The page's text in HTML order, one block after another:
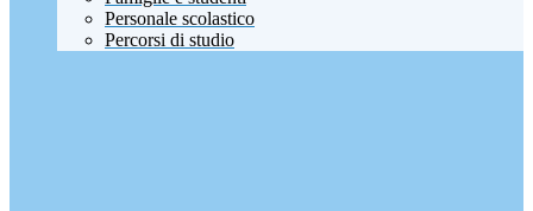
Personale scolastico
Percorsi di studio